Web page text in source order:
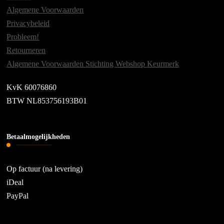
Algemene Voorwaarden
Privacybeleid
Probleem!
Retourneren
Algemene Voorwaarden Stichting Webshop Keurmerk
KvK 60076860
BTW NL853756193B01
Betaalmogelijkheden
Op factuur (na levering)
iDeal
PayPal